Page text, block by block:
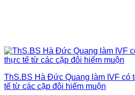
ThS.BS Hà Đức Quang làm IVF có
tế từ các cặp đôi hiếm muộn